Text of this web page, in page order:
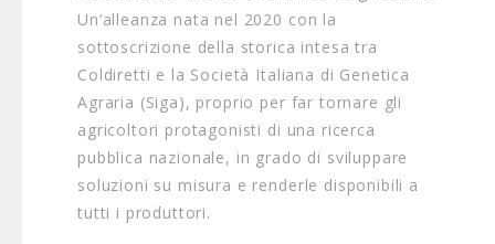
Un’alleanza nata nel 2020 con la
sottoscrizione della storica intesa tra
Coldiretti e la Società Italiana di Genetica
Agraria (Siga), proprio per far tornare gli
agricoltori protagonisti di una ricerca
pubblica nazionale, in grado di sviluppare
soluzioni su misura e renderle disponibili a
tutti i produttori.